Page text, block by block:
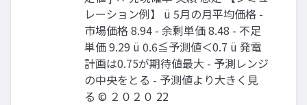
レーション例】 ü 5⽉の⽉平均価格 -
市場価格 8.94 - 余剰単価 8.48 - 不⾜
単価 9.29 ü 0.6≦予測値＜0.7 ü 発電
計画は0.75が期待値最⼤ - 予測レンジ
の中央をとる - 予測値より⼤きく⾒
る © ２０２０ 22